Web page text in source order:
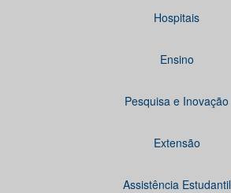
Hospitais
Ensino
Pesquisa e Inovação
Extensão
Assistência Estudantil